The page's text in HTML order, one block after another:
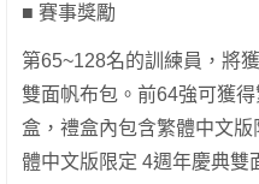
■ 賽事獎勵
第65~128名的訓練員，將
雙面帆布包。前64強可獲
盒，禮盒內包含繁體中文
體中文版限定 4週年慶典雙